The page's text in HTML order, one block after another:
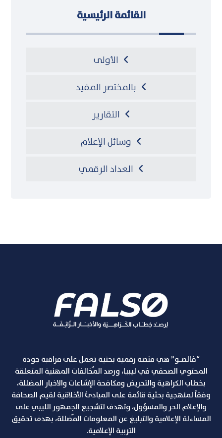
القائمة الرئيسية
الأولى
بالمختصر المفيد
التقارير
وسائل الإعلام
العداد الرقمي
“فالصـو” هي منصة رقمية بحثية تعمل على مراقبة جودة
المحتوي الصحفي في ليبيا، ورصد المٌخالفات المهنية المتعلقة
بخطاب الكراهية والتحريض ومكافحة الإشاعات والاخبار المضللة،
وفقاً لمنهجية بحثية قائمة على المبادئ الأخلاقية لقيم الصحافة
والإعلام الحر والمسؤول، وتهدف لتشجيع الجمهور الليبي على
المساءلة الإعلامية والتبليغ عن المعلومات المٌضللة، بهدف تحقيق
التربية الإعلامية.